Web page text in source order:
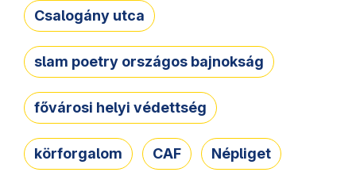
Csalogány utca
slam poetry országos bajnokság
fővárosi helyi védettség
körforgalom CAF Népliget